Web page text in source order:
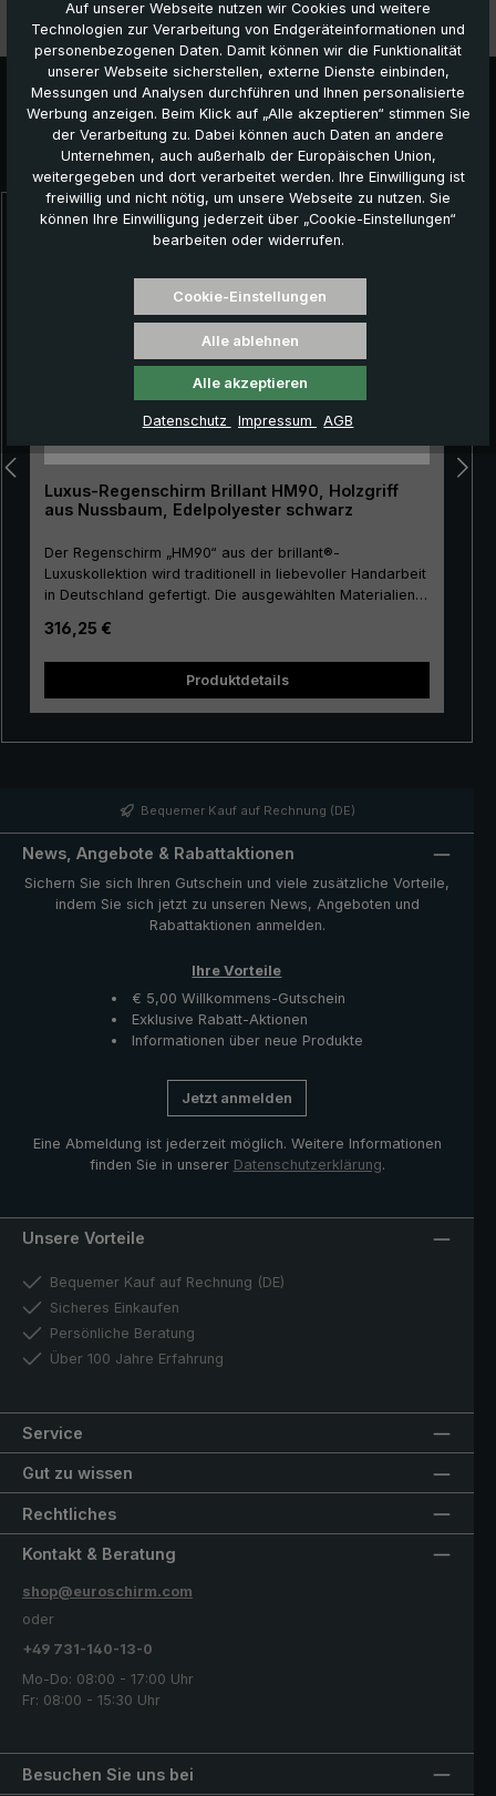
Besonderheiten
Produktgalerie überspringen
Das könnte Ihnen auch gefallen:
Luxus-Regenschirm Brillant HM90, Holzgriff
aus Nussbaum, Edelpolyester schwarz
Der Regenschirm „HM90“ aus der brillant®-
Luxuskollektion wird traditionell in liebevoller Handarbeit
in Deutschland gefertigt. Die ausgewählten Materialien
Luxus-Regenschirm zu einer Anschaffung fürs Leben.
Das Schirmdach ist aus hochwertigem, europäischem
Edelpolyester gefertigt und besitzt eine angenehme
Größe. Für den Stock, das Gestell und die Spitze wird
eine besondere Stabilität verleiht. Das Edelholz aus
Verarbeitsqualitäten. Diese Holzeigenschaften verleihen
Mit seiner dekorativen Maserung und dem eingelegten
wunderbaren, eleganten Stil. Verschlussband mit
Perlmuttknopf und Funktionsteile wie Schieber und Krone
aus hochwertigem Edelstahl. Die im Lieferumfang
Schirm nach dem Trocknen und komplettiert das
exklusive Modell.
Regulärer Preis:
316,25 €
Produktdetails
Bequemer Kauf auf Rechnung (DE)
News, Angebote & Rabattaktionen
Sichern Sie sich Ihren Gutschein und viele zusätzliche Vorteile,
indem Sie sich jetzt zu unseren News, Angeboten und
Rabattaktionen anmelden.
Ihre Vorteile
€ 5,00 Willkommens-Gutschein
Exklusive Rabatt-Aktionen
Informationen über neue Produkte
Jetzt anmelden
Eine Abmeldung ist jederzeit möglich. Weitere Informationen
finden Sie in unserer Datenschutzerklärung.
Unsere Vorteile
Bequemer Kauf auf Rechnung (DE)
Sicheres Einkaufen
Persönliche Beratung
Über 100 Jahre Erfahrung
Service
Gut zu wissen
Rechtliches
Besuchen Sie uns bei
Kontakt & Beratung
shop@euroschirm.com
oder
+49 731-140-13-0
Mo-Do: 08:00 - 17:00 Uhr
Fr: 08:00 - 15:30 Uhr
Auf unserer Webseite nutzen wir Cookies und weitere
Technologien zur Verarbeitung von Endgeräteinformationen und
personenbezogenen Daten. Damit können wir die Funktionalität
unserer Webseite sicherstellen, externe Dienste einbinden,
Messungen und Analysen durchführen und Ihnen personalisierte
Werbung anzeigen. Beim Klick auf „Alle akzeptieren“ stimmen Sie
der Verarbeitung zu. Dabei können auch Daten an andere
Unternehmen, auch außerhalb der Europäischen Union,
weitergegeben und dort verarbeitet werden. Ihre Einwilligung ist
freiwillig und nicht nötig, um unsere Webseite zu nutzen. Sie
können Ihre Einwilligung jederzeit über „Cookie-Einstellungen“
bearbeiten oder widerrufen.
Cookie-Einstellungen
Alle ablehnen
Alle akzeptieren
Datenschutz Impressum AGB